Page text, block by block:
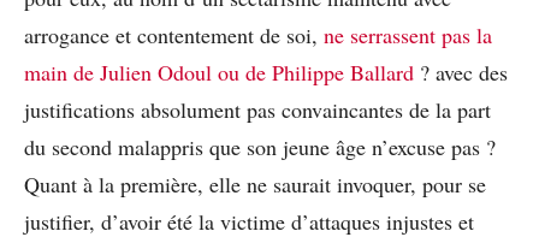
arrogance et contentement de soi, ne serrassent pas la
main de Julien Odoul ou de Philippe Ballard ? avec des
justifications absolument pas convaincantes de la part
du second malappris que son jeune âge n’excuse pas ?
Quant à la première, elle ne saurait invoquer, pour se
justifier, d’avoir été la victime d’attaques injustes et